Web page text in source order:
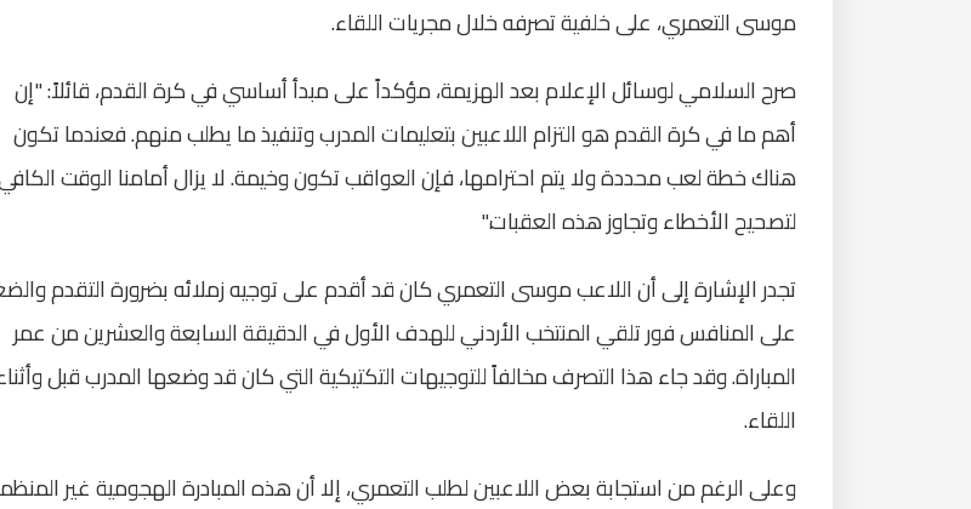
موسى التعمري، على خلفية تصرفه خلال مجريات اللقاء.
صرح السلامي لوسائل الإعلام بعد الهزيمة، مؤكداً على مبدأ أساسي في كرة القدم، قائلاً: "إن
أهم ما في كرة القدم هو التزام اللاعبين بتعليمات المدرب وتنفيذ ما يطلب منهم. فعندما تكون
هناك خطة لعب محددة ولا يتم احترامها، فإن العواقب تكون وخيمة. لا يزال أمامنا الوقت
لتصحيح الأخطاء وتجاوز هذه العقبات."
تجدر الإشارة إلى أن اللاعب موسى التعمري كان قد أقدم على توجيه زملائه بضرورة التقدم
على المنافس فور تلقي المنتخب الأردني للهدف الأول في الدقيقة السابعة والعشرين من عمر
المباراة. وقد جاء هذا التصرف مخالفاً للتوجيهات التكتيكية التي كان قد وضعها المدرب قبل
اللقاء.
وعلى الرغم من استجابة بعض اللاعبين لطلب التعمري، إلا أن هذه المبادرة الهجومية غير